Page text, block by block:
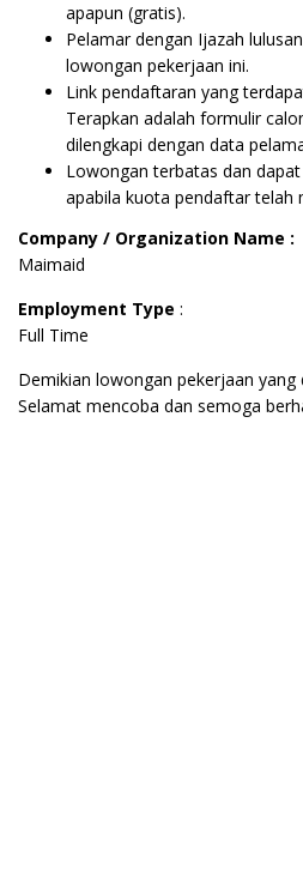
apapun (gratis).
Pelamar dengan Ijazah
lowongan pekerjaan ini.
Link pendaftaran yang
Terapkan adalah formulir
dilengkapi dengan data
Lowongan terbatas dan
apabila kuota pendaftar telah
Company / Organization Name :
Maimaid
Employment Type :
Full Time
Demikian lowongan pekerjaan yang
Selamat mencoba dan semoga